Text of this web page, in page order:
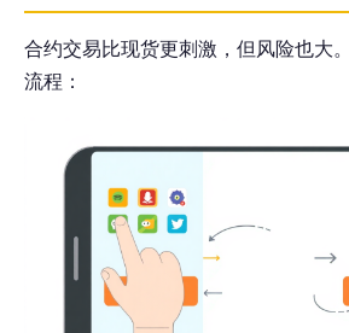
合约交易比现货更刺激，但风险也大
流程：